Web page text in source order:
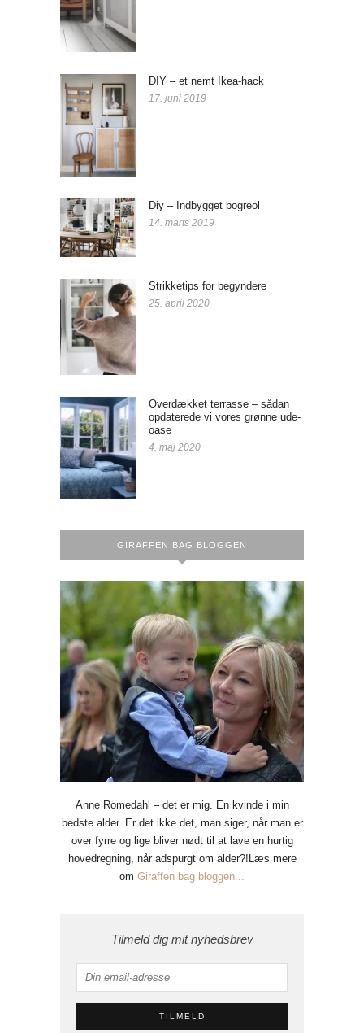
DIY – et nemt Ikea-hack
17. juni 2019
Diy – Indbygget bogreol
14. marts 2019
Strikketips for begyndere
25. april 2020
Overdækket terrasse – sådan
opdaterede vi vores grønne ude-
oase
4. maj 2020
GIRAFFEN BAG BLOGGEN
Anne Romedahl – det er mig. En kvinde i min
bedste alder. Er det ikke det, man siger, når man er
over fyrre og lige bliver nødt til at lave en hurtig
hovedregning, når adspurgt om alder?!Læs mere
om Giraffen bag bloggen...
Tilmeld dig mit nyhedsbrev